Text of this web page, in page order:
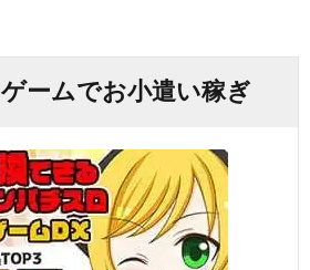
ームでお小遣い稼ぎ